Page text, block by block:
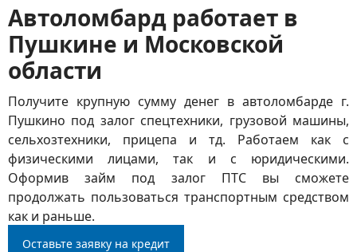
Автоломбард работает в
Пушкине и Московской
области
Получите крупную сумму денег в автоломбарде г.
Пушкино под залог спецтехники, грузовой машины,
сельхозтехники, прицепа и тд. Работаем как с
физическими лицами, так и с юридическими.
Оформив займ под залог ПТС вы сможете
продолжать пользоваться транспортным средством
как и раньше.
Оставьте заявку на кредит